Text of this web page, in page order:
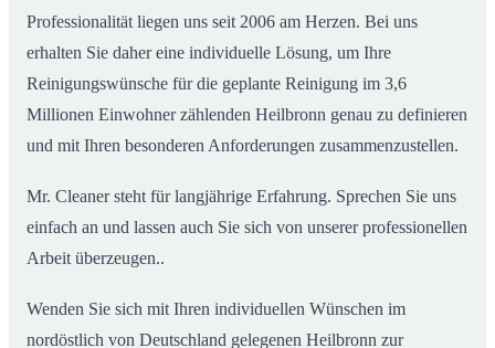
Professionalität liegen uns seit 2006 am Herzen. Bei uns
erhalten Sie daher eine individuelle Lösung, um Ihre
Reinigungswünsche für die geplante Reinigung im 3,6
Millionen Einwohner zählenden Heilbronn genau zu definieren
und mit Ihren besonderen Anforderungen zusammenzustellen.
Mr. Cleaner steht für langjährige Erfahrung. Sprechen Sie uns
einfach an und lassen auch Sie sich von unserer professionellen
Arbeit überzeugen..
Wenden Sie sich mit Ihren individuellen Wünschen im
nordöstlich von Deutschland gelegenen Heilbronn zur